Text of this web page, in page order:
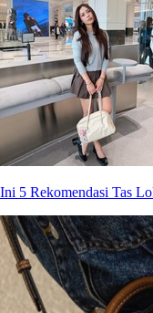
Ini 5 Rekomendasi Tas